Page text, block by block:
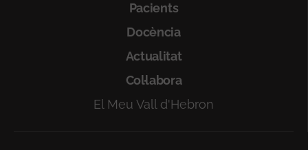
Pacients
Docència
Actualitat
Col·labora
El Meu Vall d'Hebron